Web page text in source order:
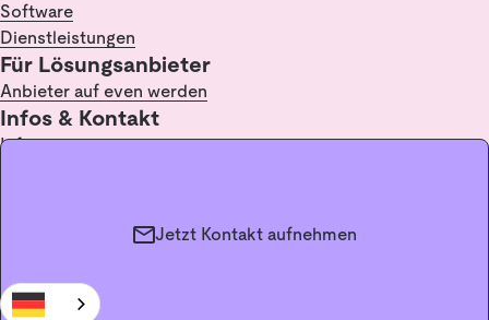
Jetzt Kontakt aufnehmen
Software
Dienstleistungen
Für Lösungsanbieter
Anbieter auf even werden
Infos & Kontakt
Infopoint
Glossar / Lexikon